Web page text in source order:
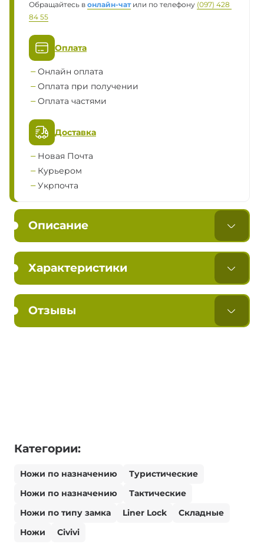
Обращайтесь в онлайн-чатили по телефону (097) 428
84 55
Оплата
Онлайн оплата
Оплата при получении
Оплата частями
Доставка
Новая Почта
Курьером
Укрпочта
Описание
Характеристики
Отзывы
Категории:
Ножи по назначению
Туристические
Ножи по назначению
Тактические
Ножи по типу замка
Liner Lock
Складные
Ножи
Civivi